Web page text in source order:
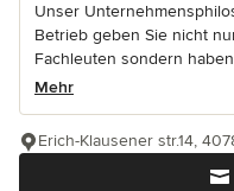
Unser
Betrieb geben Sie nicht
Fachleuten sondern
Mehr
Erich-Klausener str.14,